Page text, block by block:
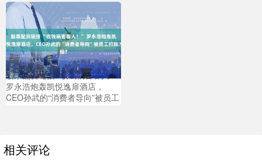
股票配资链接 “收钱祸害客人！”
罗永浩炮轰凯悦逸扉酒店，
CEO孙武的“消费者导向”被员工
打脸？
相关评论